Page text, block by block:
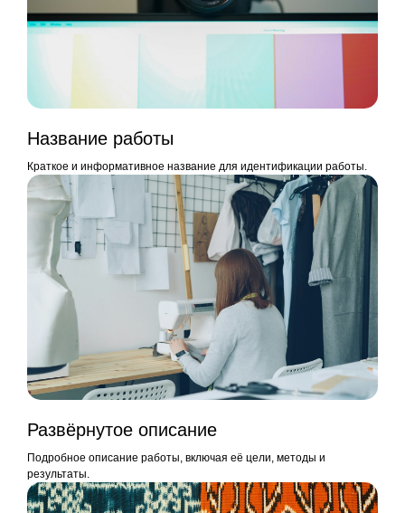
Название работы
Краткое и информативное название для идентификации работы.
Развёрнутое описание
Подробное описание работы, включая её цели, методы и
результаты.